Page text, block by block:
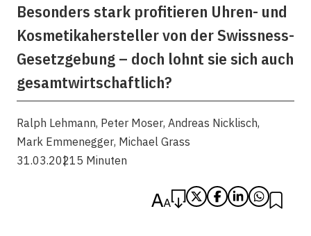
Besonders stark profitieren Uhren- und
Kosmetikahersteller von der Swissness-
Gesetzgebung – doch lohnt sie sich auch
gesamtwirtschaftlich?
Ralph Lehmann, Peter Moser, Andreas Nicklisch,
Mark Emmenegger, Michael Grass
31.03.20215 Minuten